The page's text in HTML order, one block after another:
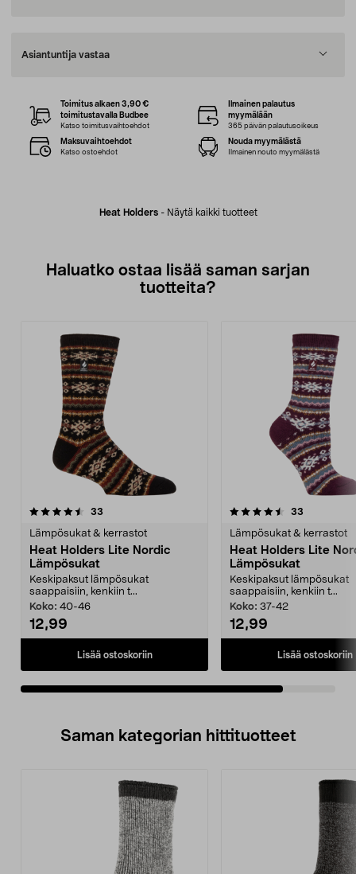
Asiantuntija vastaa
Heat Holders- Näytä kaikki tuotteet
Toimitus alkaen 3,90 €
toimitustavalla Budbee
Katso toimitusvaihtoehdot
Ilmainen palautus
myymälään
365 päivän palautusoikeus
Maksuvaihtoehdot
Katso ostoehdot
Nouda myymälästä
Ilmainen nouto myymälästä
Haluatko ostaa lisää saman sarjan
tuotteita?
33
Lämpösukat & kerrastot
Heat Holders Lite Nordic
Lämpösukat
Keskipaksut lämpösukat
saappaisiin, kenkiin t...
Koko: 40-46
12,99
Lisää ostoskoriin
4.5viidestä
33
Lämpösukat & kerrastot
Heat Holders Lite
Lämpösukat
Keskipaksut lämpösukat
saappaisiin, kenkiin t...
Koko: 37-42
12,99
Lisää ostoskoriin
Saman kategorian hittituotteet